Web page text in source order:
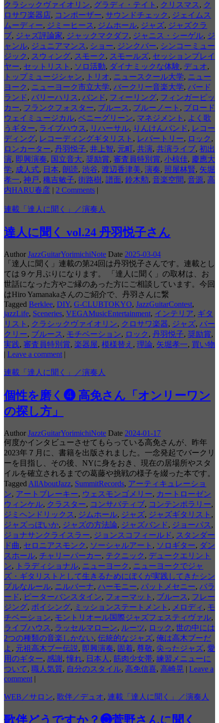
クラシックヴァイオリン, グラディ・テイト , クリスマス , ク
ロサワ楽器店, コンポーザー, サウンドチェック , ジェイムス
ムーディー, ジミーヒース , ジムホール, ジャズ, ジャズクラ
ブ, ジャズ評論家, ジャックマクダフ, ジャニス・シーゲル, ジ
ャンル, ジュニアマンス , ショー, ジンクバー, シンコーミュー
ジック , スウィング, スモーク , スモールズ, セッションプレイ
ヤー, セットリスト , ソロ活動, ダイナミックな体験, デュオ,
トップミュージシャン, トリオ, ニュースクール大学, ニュー
ヨーク , ニューヨーク市立大学, バークリー音楽大学, バード
ランド, バリーハリス , バンド, フィーリング, フィンガーピッ
カー, フランクフォスター, ブルース , ブルーノート , ブロード
ウェイミュージカル, ベニーグリーン, マネジメント , よく歌
うギター, ライブハウス , リハーサル, りんけんバンド, レコー
ディング, レコーディングギタリスト , レパートリー, ロック ,
ロンカーター, 丹羽悦子, 井上智, 元町, 共演, 共演ライブ, 初出
演, 即興演奏, 国立音大, 奨励賞, 審査員特別賞, 小椋佳, 慶應大
学, 成人式, 日本, 朗読, 渋谷, 渡辺香津美, 演奏, 照屋林賢, 矢堀
孝一, 神戸, 穐吉敏子, 街路樹, 譜面, 鈴木勲, 音楽空間, 音源, 高
内HARU春彦 | 2 Comments |
連載「達人に聞く」／演奏人
達人に聞く vol.24 丹羽悦子さん
Author JazzGuitarYorimichiNote Date 2025-03-04
「達人に聞く」連載の第24回は丹羽悦子さんです。連載とし
ては９ケ月ぶりになります。 「達人に聞く」の取材は、お
世話になった方やご縁のあった方にご相談しています。今回
はHiro Yamanakaさんのご紹介で、丹羽さんに繋
Tagged Berklee, DIY, G-CLUBTOKYO, JazzGuitarContest,
jazzLife, Sceneries, VEGAMusicEntertainment, インテリア, ギタ
リスト , クラシックヴァイオリン, クロサワ楽器, ジャズ, バー
クリー, ブルース , モチベーション, ロック , 丹羽悦子, 奨励賞,
実践, 審査員特別賞, 楽器屋, 模様替え , 理論, 矢堀孝一, 買い物
| Leave a comment |
連載「達人に聞く」／演奏人
個性を磨く❹ 高免さん「オンリーワン
の探し方」
Author JazzGuitarYorimichiNote Date 2024-01-17
何度かインタビューさせてもらっている高免さんが、昨年
2023年７月に、書籍を出版されました。一念発起でバークリ
ーを目指し、その後、NYに身をおき、現在の居場所やスタ
イルを確立されるまでの葛藤や挑戦の様子を綴った本です。
Tagged AllAboutJazz, SummitRecords, アーティキュレーショ
ン, アートブレーキー, ウェスモンゴメリー, カートローゼン
ウィンケル, クラスター, コンサバティブ, コンテンポラリー,
ジミヘンドリックス , ジムホール, ジャズ, ジャズギタリスト ,
ジャズっぽいか, ジャズの方法論, ジャズバンド, ジョーパス ,
ジョナサンクライスラー, ジョンスコフィールド, スタンダー
ド曲, セロニアスモンク , ソーシャルアート , ソロギター, ダン
スホール, チャリーパーカー, テクニック , デュークエリント
ン, トラディショナル, ニューヨーク , ニューヨークでジャ
ズ・ギタリストとして生きるためにぼくが実践してきたシン
プルなルール, ニルバーナ, ハーモニー, パットメセニー, バラ
ード, ピーターバンスタイン, フォーマット , ブルース , フレー
ジング, ボイシング, ミッションステートメント , メロディ , モ
チベーション, モントリオール国際ジャズフェスティヴァル,
ライブハウス , ラッセルマローン, ルーツ, ロック , 世の中には
2つの種類の音楽しかない, 伝統的なジャズ, 俺は高木ブーだ
よ , 元祖高木ブー伝説, 即興演奏, 固着, 尊敬, 尖ったジャズ, 愛
用のギター, 感謝,憧れ, 日本人 , 筋肉少女帯, 練習メニューに
ついて, 職人気質, 自分のスタイル, 高免信喜, 高崎晃 | Leave a
comment |
WEB／サロン, 歌伴／デュオ, 連載「達人に聞く」／演奏人
歌伴どうですか？❸菅野さんに聞く